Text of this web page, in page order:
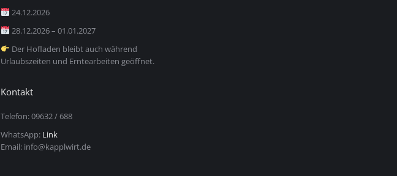
24.12.2026
28.12.2026 – 01.01.2027
Der Hofladen bleibt auch während
Urlaubszeiten und Erntearbeiten geöffnet.
Kontakt
Telefon: 09632 / 688
WhatsApp: Link
Email: info@kapplwirt.de